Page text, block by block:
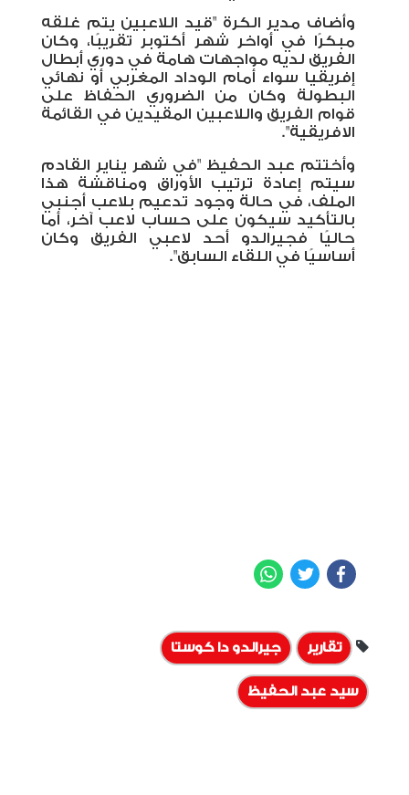
وأضاف مدير الكرة "قيد اللاعبين يتم غلقه
مبكرًا في أواخر شهر أكتوبر تقريبًا، وكان
الفريق لديه مواجهات هامة في دوري أبطال
إفريقيا سواء أمام الوداد المغربي أو نهائي
البطولة وكان من الضروري الحفاظ على
قوام الفريق واللاعبين المقيدين في القائمة
الافريقية".
وأختتم عبد الحفيظ "في شهر يناير القادم
سيتم إعادة ترتيب الأوراق ومناقشة هذا
الملف، في حالة وجود تدعيم بلاعب أجنبي
بالتأكيد سيكون على حساب لاعب آخر، أما
حاليًا فجيرالدو أحد لاعبي الفريق وكان
أساسيًا في اللقاء السابق".
Facebook
Twitter
تقارير جيرالدو دا كوستا
سيد عبد الحفيظ